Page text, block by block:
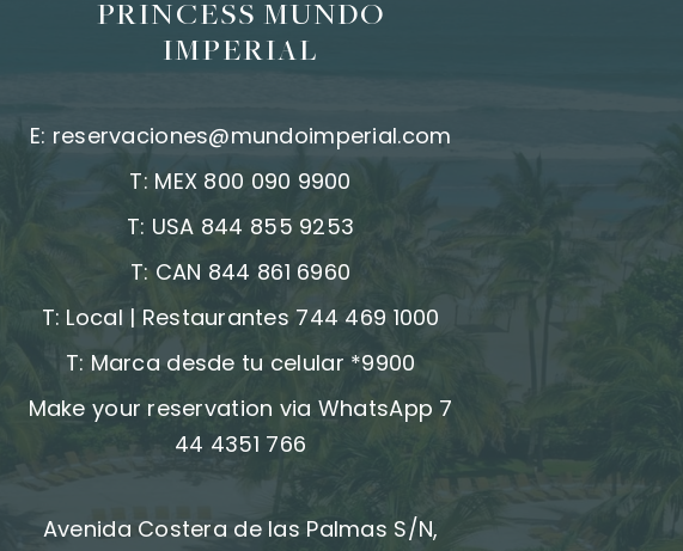
PRINCESS MUNDO
IMPERIAL
E: reservaciones@mundoimperial.com
T: MEX 800 090 9900
T: USA 844 855 9253
T: CAN 844 861 6960
T: Local | Restaurantes 744 469 1000
T: Marca desde tu celular *9900
Make your reservation via WhatsApp 7
44 4351 766
Avenida Costera de las Palmas S/N,